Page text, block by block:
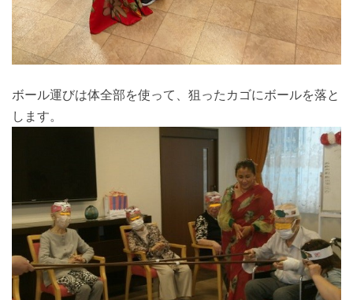
ボール運びは体全部を使って、狙ったカゴにボールを落と
します。